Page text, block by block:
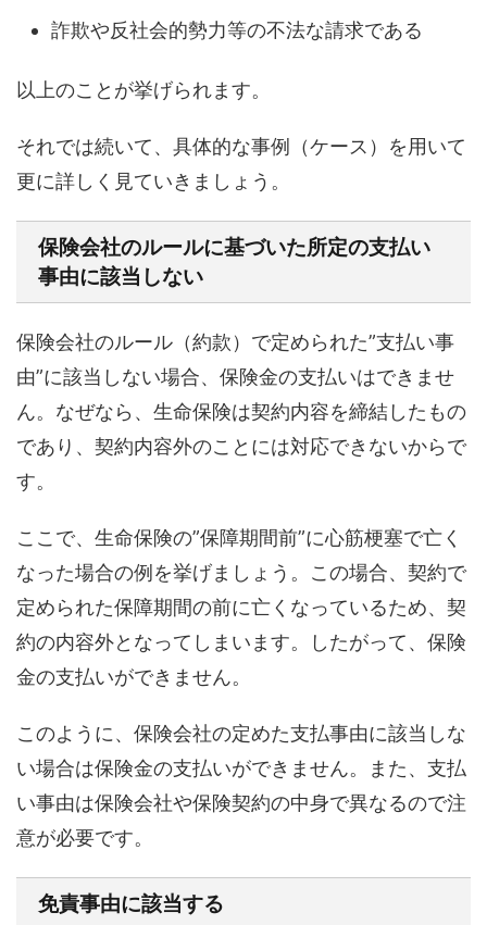
詐欺や反社会的勢力等の不法な請求である
以上のことが挙げられます。
それでは続いて、具体的な事例（ケース）を用いて
更に詳しく見ていきましょう。
保険会社のルールに基づいた所定の支払い
事由に該当しない
保険会社のルール（約款）で定められた”支払い事
由”に該当しない場合、保険金の支払いはできませ
ん。 なぜなら、生命保険は契約内容を締結したもの
であり、契約内容外のことには対応できないからで
す。
ここで、生命保険の”保障期間前”に心筋梗塞で亡く
なった場合の例を挙げましょう。この場合、契約で
定められた保障期間の前に亡くなっているため、契
約の内容外となってしまいます。したがって、保険
金の支払いができません。
このように、保険会社の定めた支払事由に該当しな
い場合は保険金の支払いができません。また、支払
い事由は保険会社や保険契約の中身で異なるので注
意が必要です。
免責事由に該当する